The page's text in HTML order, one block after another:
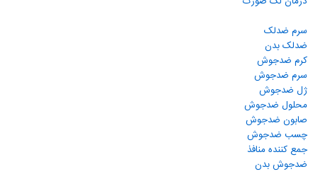
سرم ضدلک
ضدلک بدن
کرم ضدجوش
سرم ضدجوش
ژل ضدجوش
محلول ضدجوش
صابون ضدجوش
چسب ضدجوش
جمع کننده منافذ
ضدجوش بدن